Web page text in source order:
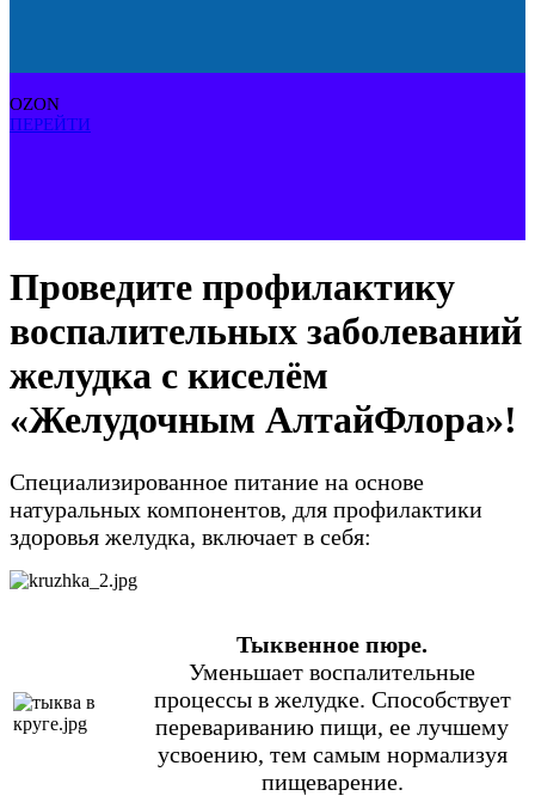
OZON
ПЕРЕЙТИ
Проведите профилактику
воспалительных заболеваний
желудка с киселём
«Желудочным АлтайФлора»!
Специализированное питание на основе
натуральных компонентов, для профилактики
здоровья желудка, включает в себя:
Тыквенное пюре.
Уменьшает воспалительные
процессы в желудке. Способствует
перевариванию пищи, ее лучшему
усвоению, тем самым нормализуя
пищеварение.